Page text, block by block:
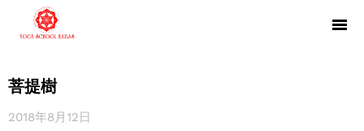
菩提樹
2018年8月12日